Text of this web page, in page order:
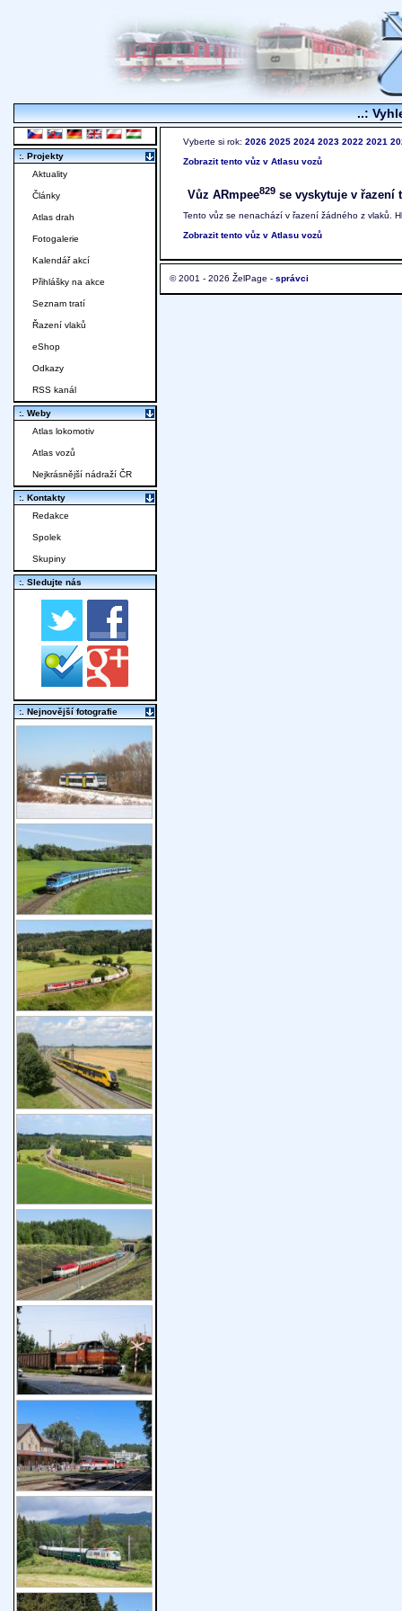
..:
Vyberte si rok: 2026 2025 2024 2023 2022 2021
Zobrazit tento vůz v Atlasu vozů
Vůz ARmpee829 se vyskytuje v řazení
Tento vůz se nenachází v řazení žádného z vlaků.
Zobrazit tento vůz v Atlasu vozů
© 2001 - 2026 ŽelPage - správci
:. Projekty
Aktuality
Články
Atlas drah
Fotogalerie
Kalendář akcí
Přihlášky na akce
Seznam tratí
Řazení vlaků
eShop
Odkazy
RSS kanál
:. Weby
Atlas lokomotiv
Atlas vozů
Nejkrásnější nádraží ČR
:. Kontakty
Redakce
Spolek
Skupiny
:. Sledujte nás
:. Nejnovější fotografie